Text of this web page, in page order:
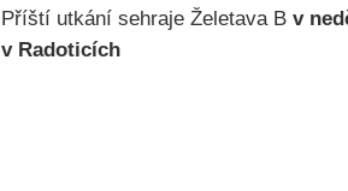
Příští utkání sehraje Želetava B v
v Radoticích